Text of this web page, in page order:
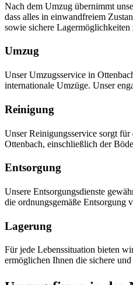
Nach dem Umzug übernimmt
dass alles in einwandfreiem
sowie sichere
Umzug
Unser Umzugsservice in
internationale Umzüge. Unser
Reinigung
Unser Reinigungsservice sorgt
Ottenbach, einschließlich der
Entsorgung
Unsere Entsorgungsdienste
die ordnungsgemäße Entsorgung
Lagerung
Für jede Lebenssituation bieten
ermöglichen Ihnen die sichere